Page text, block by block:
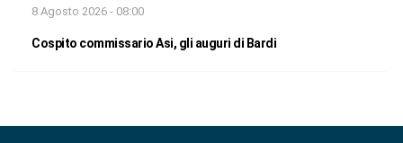
8 Agosto 2026 - 08:00
Cospito commissario Asi, gli auguri di Bardi